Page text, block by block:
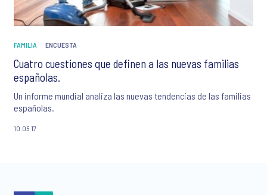
FAMILIA ENCUESTA
Cuatro cuestiones que definen a las nuevas familias
españolas.
Un informe mundial analiza las nuevas tendencias de las familias
españolas.
10.05.17